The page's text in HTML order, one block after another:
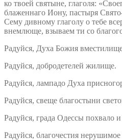
ко твоей святыне, глаголя:
блаженнаго Иону, пастыря
Сему дивному глаголу о тебе
внемлюще, взываем ти со
Радуйся, Духа Божия
Радуйся, добродетелей жилище.
Радуйся, лампадо Духа
Радуйся, свеще благостыни
Радуйся, града Одессы похвало
Радуйся, благочестия